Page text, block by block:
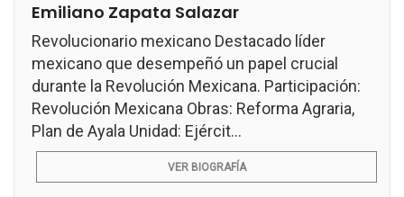
Emiliano Zapata Salazar
Revolucionario mexicano Destacado líder
mexicano que desempeñó un papel crucial
durante la Revolución Mexicana. Participación:
Revolución Mexicana Obras: Reforma Agraria,
Plan de Ayala Unidad: Ejércit...
VER BIOGRAFÍA